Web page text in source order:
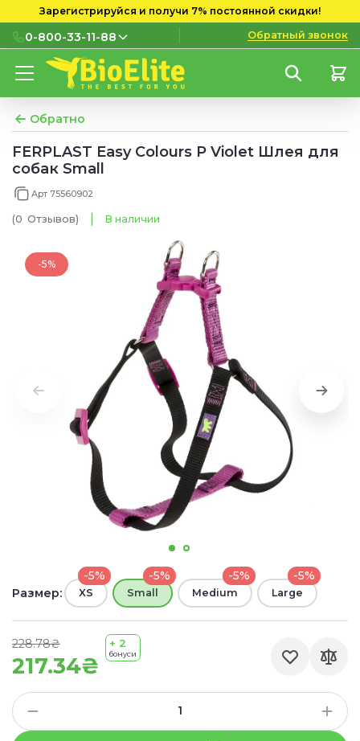
Зарегистрируйся и получи 7% постоянной скидки!
0-800-33-11-88
0-800-33-11-88
мобильных номеров
(097) 133 11 88
(095) 133 11 88
Обратный звонок
Обратно
FERPLAST Easy Colours P Violet Шлея для
собак Small
Арт 75560902
(0 Отзывов) В наличии
-5%
217.34₴
228.78₴ + 2
бонуси
Размер:
-5%
XS
-5%
Small
-5%
Medium
-5%
Large